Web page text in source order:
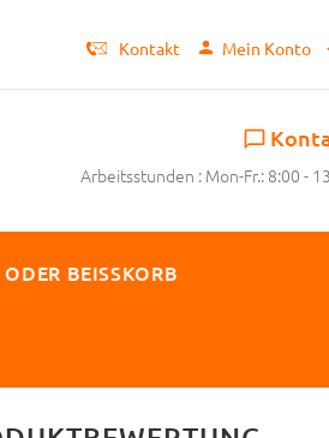
Kontakt Mein Konto
Arbeitsstunden : Mon-Fr.: 8:00 -
BEISSKORB